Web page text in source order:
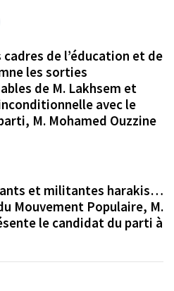
cadres de l’éducation et de
les sorties
de M. Lakhsem et
avec le
M. Mohamed Ouzzine
et militantes harakis…
Mouvement Populaire, M.
le candidat du parti à